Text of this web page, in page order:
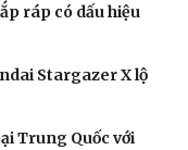
ráp có dấu hiệu
Stargazer X lộ
Trung Quốc với